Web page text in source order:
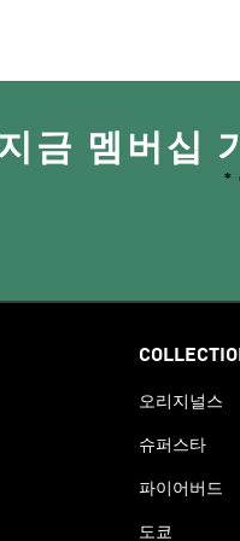
금 멤버십
*
오리지널스
슈퍼스타
파이어버드
도쿄